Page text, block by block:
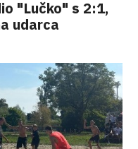
"Lučko" s 2:1,
udarca